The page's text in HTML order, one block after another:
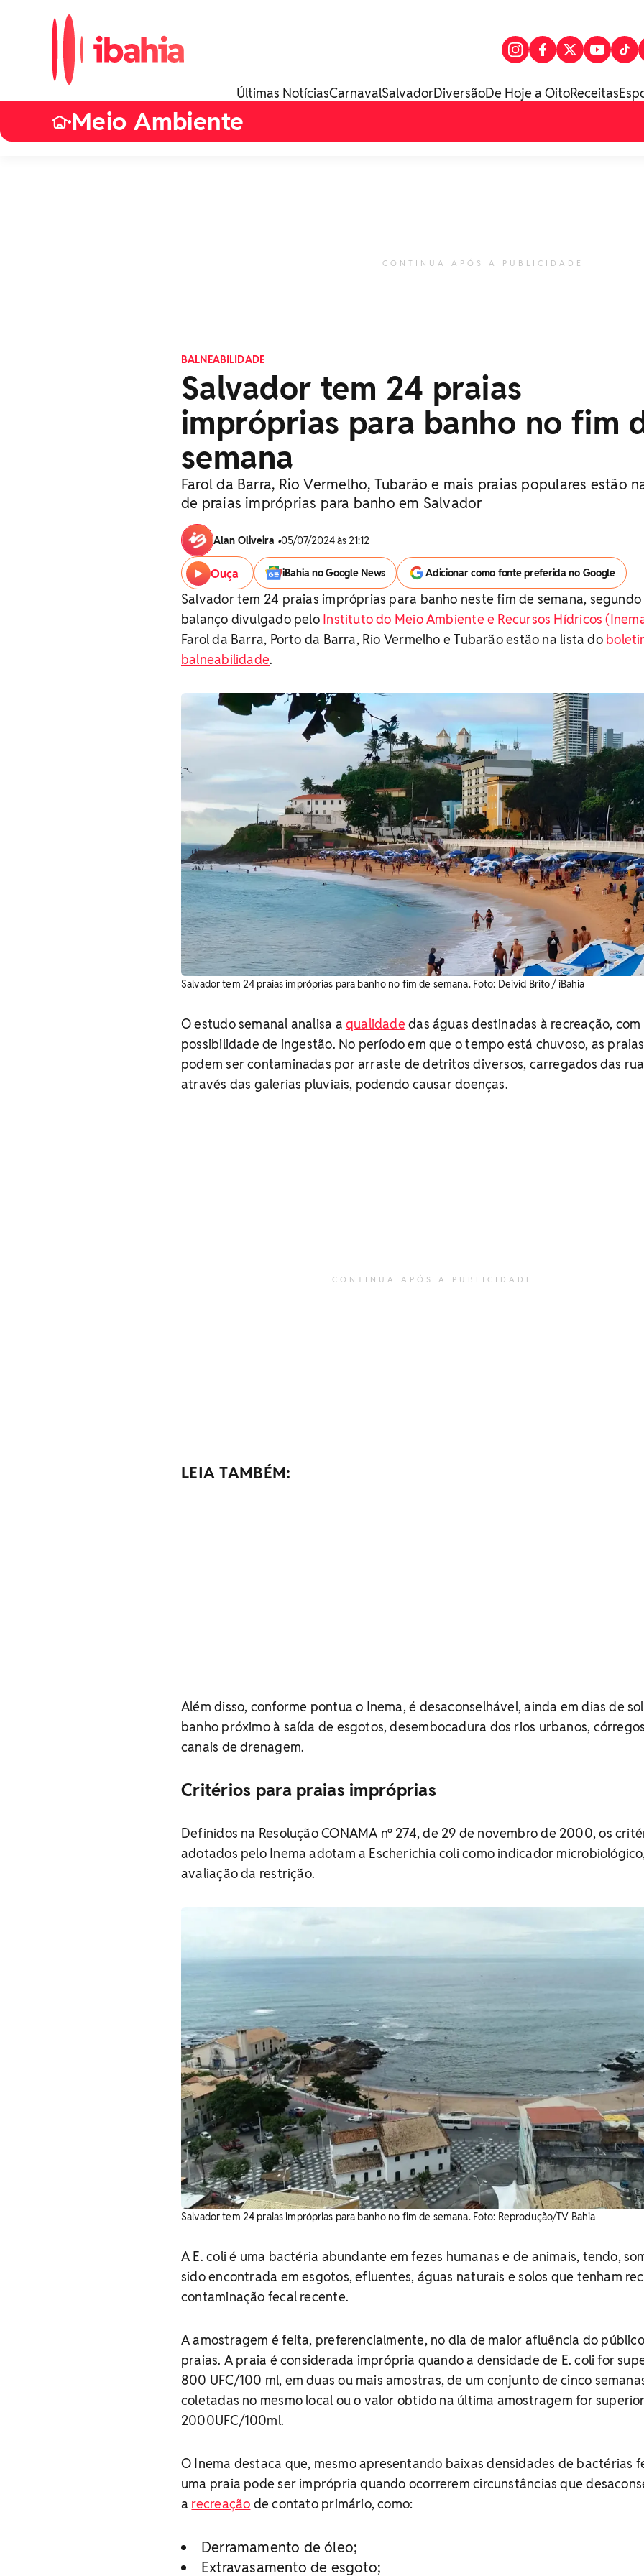
Últimas NotíciasCarnavalSalvadorDiversãoDe Hoje a OitoReceitas
•Meio Ambiente
CONTINUA APÓS A PUBLICIDADE
BALNEABILIDADE
Salvador tem 24 praias
impróprias para banho no fim
semana
Farol da Barra, Rio Vermelho, Tubarão e mais praias populares estão
de praias impróprias para banho em Salvador
Alan Oliveira •05/07/2024 às 21:12
Ouça iBahia no Google News Adicionar como fonte preferida no Google
Salvador tem 24 praias impróprias para banho neste fim de semana, segundo
balanço divulgado pelo Instituto do Meio Ambiente e Recursos Hídricos
Farol da Barra, Porto da Barra, Rio Vermelho e Tubarão estão na lista do
balneabilidade.
Salvador tem 24 praias impróprias para banho no fim de semana. Foto: Deivid Brito / iBahia
O estudo semanal analisa a qualidade das águas destinadas à recreação, com
possibilidade de ingestão. No período em que o tempo está chuvoso, as praias
podem ser contaminadas por arraste de detritos diversos, carregados das
através das galerias pluviais, podendo causar doenças.
CONTINUA APÓS A PUBLICIDADE
LEIA TAMBÉM:
Além disso, conforme pontua o Inema, é desaconselhável, ainda em dias de
banho próximo à saída de esgotos, desembocadura dos rios urbanos,
canais de drenagem.
Critérios para praias impróprias
Definidos na Resolução CONAMA nº 274, de 29 de novembro de 2000, os
adotados pelo Inema adotam a Escherichia coli como indicador
avaliação da restrição.
Salvador tem 24 praias impróprias para banho no fim de semana. Foto: Reprodução/TV Bahia
A E. coli é uma bactéria abundante em fezes humanas e de animais, tendo,
sido encontrada em esgotos, efluentes, águas naturais e solos que tenham
contaminação fecal recente.
A amostragem é feita, preferencialmente, no dia de maior afluência do
praias. A praia é considerada imprópria quando a densidade de E. coli for
800 UFC/100 ml, em duas ou mais amostras, de um conjunto de cinco
coletadas no mesmo local ou o valor obtido na última amostragem for
2000UFC/100ml.
O Inema destaca que, mesmo apresentando baixas densidades de bactérias
uma praia pode ser imprópria quando ocorrerem circunstâncias que
a recreação de contato primário, como:
Derramamento de óleo;
Extravasamento de esgoto;